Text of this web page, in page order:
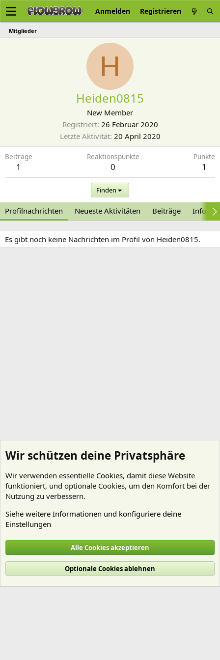
Anmelden Registrieren
Mitglieder
H
Heiden0815
New Member
Registriert 26 Februar 2020
Letzte Aktivität 20 April 2020
Beiträge
1
Reaktionspunkte
0
Punkte
1
Finden
Profilnachrichten Neueste Aktivitäten Beiträge
Es gibt noch keine Nachrichten im Profil von Heiden0815.
Cookies
Deutsch (Du)
Nutzungsbedingungen
Datenschutz Hilfe und Impressum
R
Wir schützen deine Privatsphäre
Wir verwenden essentielle Cookies, damit diese Website
funktioniert, und optionale Cookies, um den Komfort bei der
Nutzung zu verbessern.
Siehe weitere Informationen und konfiguriere deine
Einstellungen
Alle Cookies akzeptieren
Optionale Cookies ablehnen